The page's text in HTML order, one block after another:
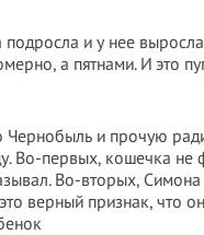
и у нее выросла
а пятнами. И это
Чернобыль и прочую
Во-первых, кошечка не
Во-вторых,
верный признак, что